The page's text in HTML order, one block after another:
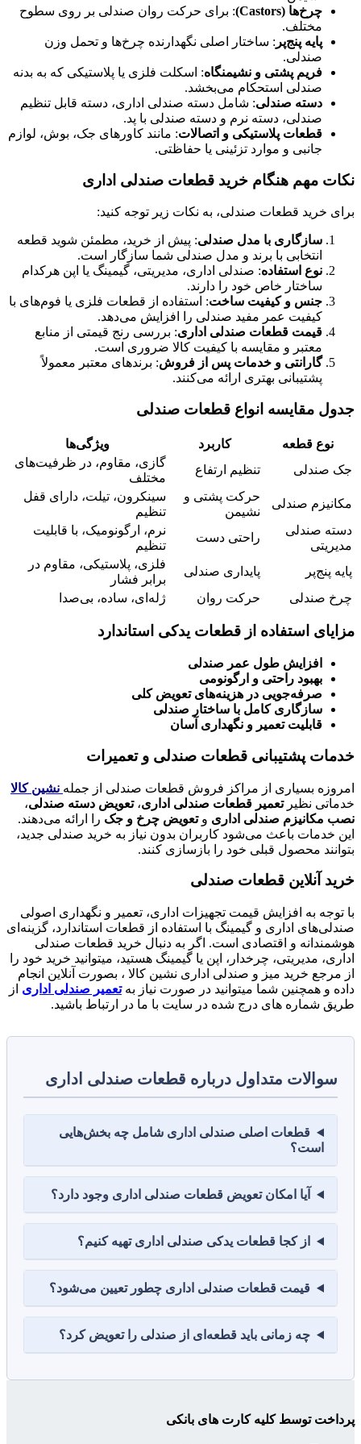
چرخ‌ها (Castors)
: برای حرکت روان صندلی بر روی سطوح
مختلف.
پایه پنج‌پر : ساختار اصلی نگهدارنده چرخ‌ها و تحمل وزن
صندلی.
فریم پشتی و نشیمنگاه: اسکلت فلزی یا پلاستیکی که به بدنه
صندلی استحکام می‌بخشد.
دسته صندلی: شامل دسته صندلی اداری، دسته قابل تنظیم
صندلی، دسته نرم و دسته صندلی با پد.
قطعات پلاستیکی و اتصالات: مانند کاورهای جک، بوش، لوازم
جانبی و موارد تزئینی یا حفاظتی.
نکات مهم هنگام خرید قطعات صندلی اداری
برای خرید قطعات صندلی، به نکات زیر توجه کنید:
سازگاری با مدل صندلی: پیش از خرید، مطمئن شوید قطعه
انتخابی با برند و مدل صندلی شما سازگار است.
نوع استفاده: صندلی اداری، مدیریتی، گیمینگ یا اپن هرکدام
ساختار خاص خود را دارند.
جنس و کیفیت ساخت: استفاده از قطعات فلزی یا فوم‌های با
کیفیت عمر مفید صندلی را افزایش می‌دهد.
قیمت قطعات صندلی اداری: بررسی رنج قیمتی از منابع
معتبر و مقایسه با کیفیت کالا ضروری است.
گارانتی و خدمات پس از فروش: برندهای معتبر معمولاً
پشتیبانی بهتری ارائه می‌کنند.
جدول مقایسه انواع قطعات صندلی
نوع قطعه کاربرد
ویژگی‌ها
جک صندلی
تنظیم ارتفاع
گازی، مقاوم، در ظرفیت‌های
مختلف
مکانیزم صندلی
حرکت پشتی و
نشیمن
سینکرون، تیلت، دارای قفل
تنظیم
دسته صندلی
مدیریتی
راحتی دست
نرم، ارگونومیک، با قابلیت
تنظیم
پایه پنج‌پر
پایداری صندلی
فلزی، پلاستیکی، مقاوم در
برابر فشار
چرخ صندلی
حرکت روان ژله‌ای، ساده، بی‌صدا
مزایای استفاده از قطعات یدکی استاندارد
افزایش طول عمر صندلی
بهبود راحتی و ارگونومی
صرفه‌جویی در هزینه‌های تعویض کلی
سازگاری کامل با ساختار صندلی
قابلیت تعمیر و نگهداری آسان
خدمات پشتیبانی قطعات صندلی و تعمیرات
امروزه بسیاری از مراکز فروش قطعات صندلی از جمله نشین کالا
خدماتی نظیرتعمیر قطعات صندلی اداری،تعویض دسته صندلی،
نصب مکانیزم صندلی اداری وتعویض چرخ و جک را ارائه می‌دهند.
این خدمات باعث می‌شود کاربران بدون نیاز به خرید صندلی جدید،
بتوانند محصول قبلی خود را بازسازی کنند.
خرید آنلاین قطعات صندلی
با توجه به افزایش قیمت تجهیزات اداری، تعمیر و نگهداری اصولی
صندلی‌های اداری و گیمینگ با استفاده از قطعات استاندارد، گزینه‌ای
هوشمندانه و اقتصادی است. اگر به دنبال خرید قطعات صندلی
اداری، مدیریتی، چرخدار، اپن یا گیمینگ هستید، میتوانید خرید خود را
از مرجع خرید میز و صندلی اداری نشین کالا ، بصورت آنلاین انجام
داده و همچنین شما میتوانید در صورت نیاز بهتعمیر صندلی اداری از
طریق شماره های درج شده در سایت با ما در ارتباط باشید.
سوالات متداول درباره قطعات صندلی اداری
قطعات اصلی صندلی اداری شامل چه بخش‌هایی
است؟
آیا امکان تعویض قطعات صندلی اداری وجود دارد؟
از کجا قطعات یدکی صندلی اداری تهیه کنیم؟
قیمت قطعات صندلی اداری چطور تعیین می‌شود؟
چه زمانی باید قطعه‌ای از صندلی را تعویض کرد؟
پرداخت توسط کلیه کارت های بانکی